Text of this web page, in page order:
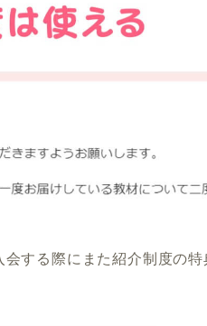
する際にまた紹介制度の特